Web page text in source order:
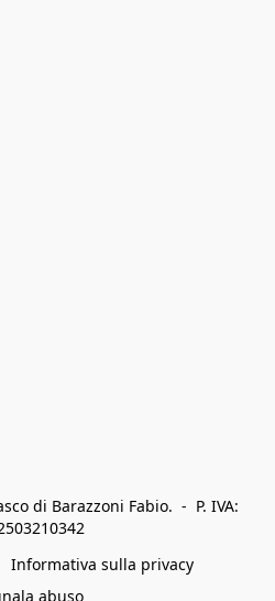
di Barazzoni Fabio.  -  P. IVA:
Informativa sulla privacy
abuso